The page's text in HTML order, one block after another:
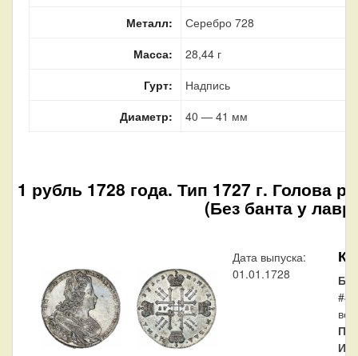
Металл:
Серебро 728
Масса:
28,44 г
Гурт:
Надпись
Диаметр:
40 — 41 мм
1 рубль 1728 года. Тип 1727 г. Голова
(Без банта у
Дата выпуска:
01.01.1728